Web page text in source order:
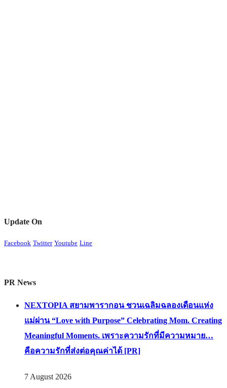
Update On
Facebook Twitter Youtube Line
PR News
NEXTOPIA สยามพารากอน ชวนเฉลิมฉลองเดือนแห่ง
แม่ผ่าน “Love with Purpose” Celebrating Mom. Creating
Meaningful Moments. เพราะความรักที่มีความหมาย…
คือความรักที่ส่งต่อคุณค่าได้ [PR]
7 August 2026